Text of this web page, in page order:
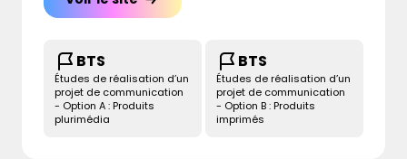
BTS
Études de réalisation d’un
projet de communication
- Option A : Produits
plurimédia
BTS
Études de réalisation d’un
projet de communication
- Option B : Produits
imprimés